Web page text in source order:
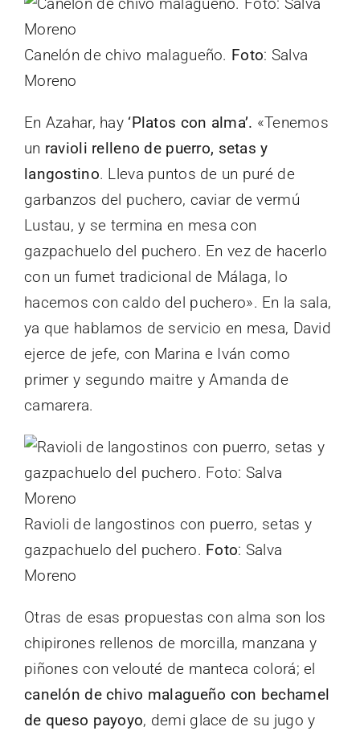
Canelón de chivo malagueño. Foto: Salva
Moreno
En Azahar, hay ‘Platos con alma’. «Tenemos
un ravioli relleno de puerro, setas y
langostino. Lleva puntos de un puré de
garbanzos del puchero, caviar de vermú
Lustau, y se termina en mesa con
gazpachuelo del puchero. En vez de hacerlo
con un fumet tradicional de Málaga, lo
hacemos con caldo del puchero». En la sala,
ya que hablamos de servicio en mesa, David
ejerce de jefe, con Marina e Iván como
primer y segundo maitre y Amanda de
camarera.
Ravioli de langostinos con puerro, setas y
gazpachuelo del puchero. Foto: Salva
Moreno
Otras de esas propuestas con alma son los
chipirones rellenos de morcilla, manzana y
piñones con velouté de manteca colorá; el
canelón de chivo malagueño con bechamel
de queso payoyo, demi glace de su jugo y